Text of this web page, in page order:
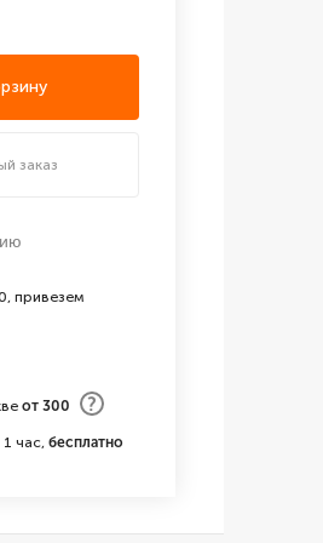
заказ
привезем
от 300 ?
час, бесплатно